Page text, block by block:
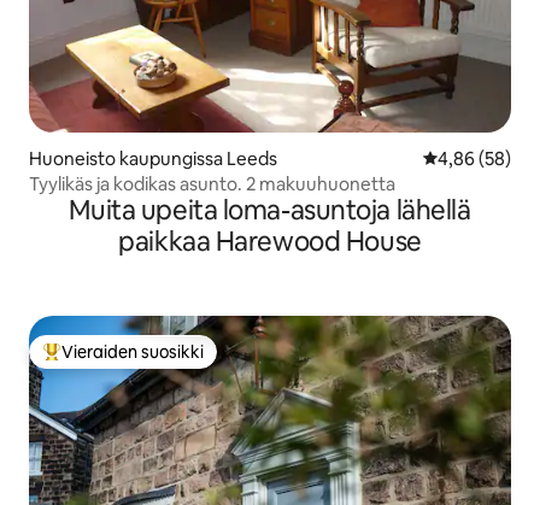
Huoneisto kaupungissa Leeds
4,86 (58)
Tyylikäs ja kodikas asunto. 2 makuuhuonetta
Muita upeita loma-asuntoja lähellä
paikkaa Harewood House
Vieraiden suosikkien parhaimmistoa
Vieraiden suosikki